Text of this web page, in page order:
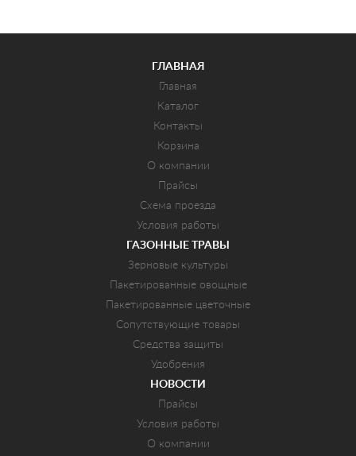
ГЛАВНАЯ
Главная
Каталог
Контакты
Корзина
О компании
Прайсы
Схема проезда
Условия работы
ГАЗОННЫЕ ТРАВЫ
Зерновые культуры
Пакетированные овощные
Пакетированные цветочные
Сопутствующие товары
Средства защиты
Удобрения
НОВОСТИ
Прайсы
Условия работы
О компании